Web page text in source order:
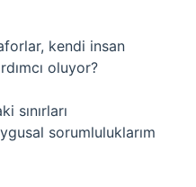
kendi insan
oluyor?
sınırları
sorumluluklarım